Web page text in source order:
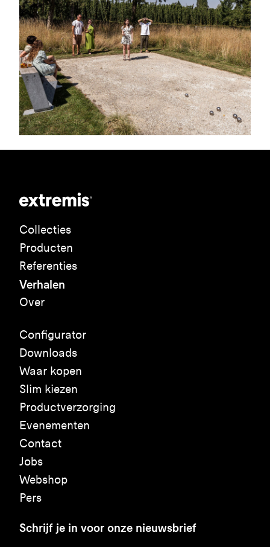
Collecties
Producten
Referenties
Verhalen
Over
Configurator
Downloads
Waar kopen
Slim kiezen
Productverzorging
Evenementen
Contact
Jobs
Webshop
Pers
Schrijf je in voor onze nieuwsbrief